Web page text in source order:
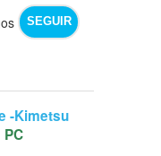
SEGUIR
-Kimetsu
PC